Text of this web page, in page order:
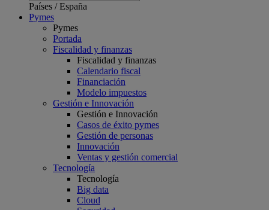
Países /España
Pymes
Pymes
Portada
Fiscalidad y finanzas
Fiscalidad y finanzas
Calendario fiscal
Financiación
Modelo impuestos
Gestión e Innovación
Gestión e Innovación
Casos de éxito pymes
Gestión de personas
Innovación
Ventas y gestión comercial
Tecnología
Tecnología
Big data
Cloud